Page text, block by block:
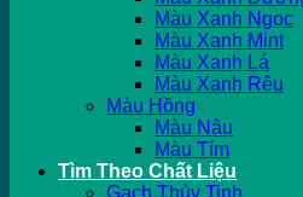
Màu Xanh Ngọc
Màu Xanh Mint
Màu Xanh Lá
Màu Xanh Rêu
Màu Hồng
Màu Nâu
Màu Tím
Tìm Theo Chất Liệu
Gạch Thủy Tinh